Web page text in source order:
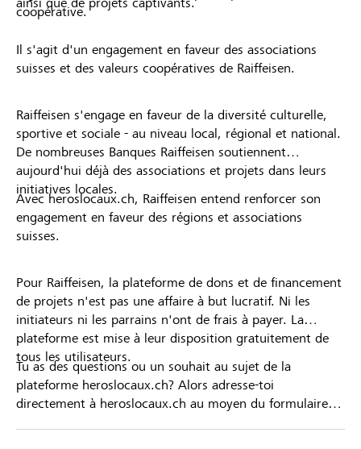
coopérative.
Il s'agit d'un engagement en faveur des associations
suisses et des valeurs coopératives de Raiffeisen.
Raiffeisen s'engage en faveur de la diversité culturelle,
sportive et sociale - au niveau local, régional et national.
De nombreuses Banques Raiffeisen soutiennent
aujourd'hui déjà des associations et projets dans leurs
initiatives locales.
Avec heroslocaux.ch, Raiffeisen entend renforcer son
engagement en faveur des régions et associations
suisses.
Pour Raiffeisen, la plateforme de dons et de financement
de projets n'est pas une affaire à but lucratif. Ni les
initiateurs ni les parrains n'ont de frais à payer. La
plateforme est mise à leur disposition gratuitement de
tous les utilisateurs.
Tu as des questions ou un souhait au sujet de la
plateforme heroslocaux.ch? Alors adresse-toi
directement à heroslocaux.ch au moyen du formulaire